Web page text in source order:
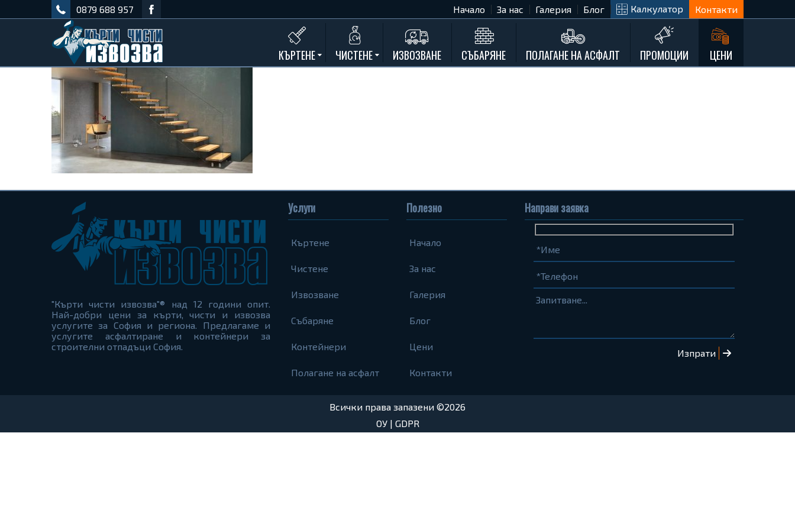
0879 688 957 Начало За нас Галерия Блог Калкулатор Контакти
КЪРТЕНЕ
Къртене на дограма и подпрозорец
ЧИСТЕНЕ ИЗВОЗВАНЕ СЪБАРЯНЕ ПОЛАГАНЕ НА АСФАЛТ ПРОМОЦИИ ЦЕНИ
"Кърти чисти извозва"® над 12 години опит.
Най-добри цени за кърти, чисти и извозва
услугите за София и региона. Предлагаме и
услугите асфалтиране и контейнери за
строителни отпадъци София.
Услуги
Къртене
Чистене
Извозване
Събаряне
Контейнери
Полагане на асфалт
Полезно
Начало
За нас
Галерия
Блог
Цени
Контакти
Направи заявка
Име
(задължително)
Телефон
(задължително)
Запитване...
Всички права запазени ©2026
ОУ| GDPR